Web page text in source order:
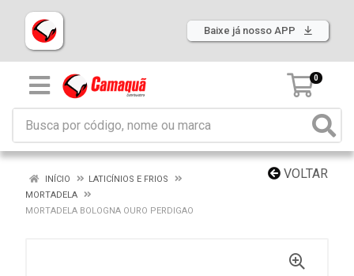
Baixe já nosso APP
0
VOLTAR
INÍCIO
LATICÍNIOS E FRIOS
MORTADELA
MORTADELA BOLOGNA OURO PERDIGAO